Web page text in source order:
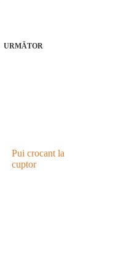
URMĂTOR
Pui crocant la
cuptor